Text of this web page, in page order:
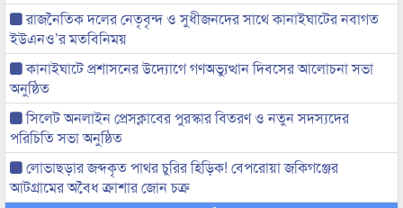
রাজনৈতিক দলের নেতৃবৃন্দ ও সুধীজনদের সাথে কানাইঘাটের নবাগত
ইউএনও’র মতবিনিময়
কানাইঘাটে প্রশাসনের উদ্যোগে গণঅভ্যুত্থান দিবসের আলোচনা সভা
অনুষ্ঠিত
সিলেট অনলাইন প্রেসক্লাবের পুরস্কার বিতরণ ও নতুন সদস্যদের
পরিচিতি সভা অনুষ্ঠিত
লোভাছড়ার জব্দকৃত পাথর চুরির হিড়িক! বেপরোয়া জকিগঞ্জের
আটগ্রামের অবৈধ ক্রাশার জোন চক্র